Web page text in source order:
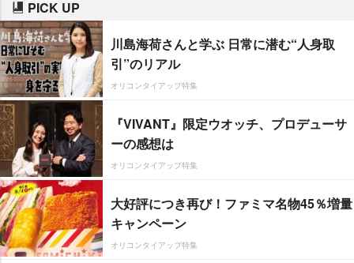
PICK UP
川島海荷さんと学ぶ 日常に潜む“人身取
引”のリアル
オリコンタイアップ特集
『VIVANT』限定ウオッチ、プロデューサ
ーの感想は
オリコンタイアップ特集
大好評につき再び！ファミマ名物45％増量
キャンペーン
オリコンタイアップ特集